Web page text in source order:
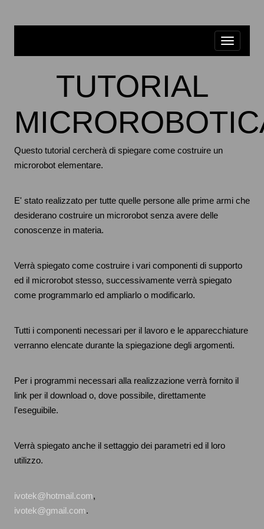
TUTORIAL
Questo tutorial cercherà di spiegare come costruire un
microrobot elementare.
E' stato realizzato per tutte quelle persone alle prime armi che
desiderano costruire un microrobot senza avere delle
conoscenze in materia.
Verrà spiegato come costruire i vari componenti di supporto
ed il microrobot stesso, successivamente verrà spiegato
come programmarlo ed ampliarlo o modificarlo.
Tutti i componenti necessari per il lavoro e le apparecchiature
verranno elencate durante la spiegazione degli argomenti.
Per i programmi necessari alla realizzazione verrà fornito il
link per il download o, dove possibile, direttamente
l'eseguibile.
Verrà spiegato anche il settaggio dei parametri ed il loro
utilizzo.
ivotek@hotmail.com,
ivotek@gmail.com.